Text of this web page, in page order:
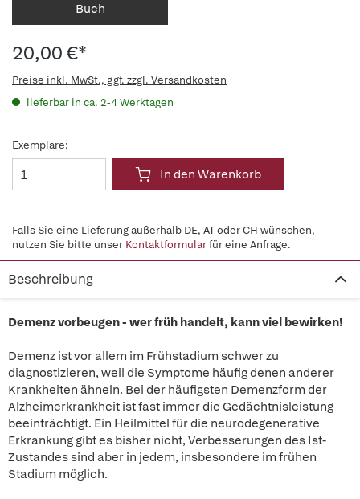
Buch
20,00 €*
Preise inkl. MwSt., ggf. zzgl. Versandkosten
lieferbar in ca. 2-4 Werktagen
Exemplare:
In den Warenkorb
Falls Sie eine Lieferung außerhalb DE, AT oder CH wünschen,
nutzen Sie bitte unser Kontaktformularfür eine Anfrage.
Beschreibung
Demenz vorbeugen - wer früh handelt, kann viel bewirken!
Demenz ist vor allem im Frühstadium schwer zu
diagnostizieren, weil die Symptome häufig denen anderer
Krankheiten ähneln. Bei der häufigsten Demenzform der
Alzheimerkrankheit ist fast immer die Gedächtnisleistung
beeinträchtigt. Ein Heilmittel für die neurodegenerative
Erkrankung gibt es bisher nicht, Verbesserungen des Ist-
Zustandes sind aber in jedem, insbesondere im frühen
Stadium möglich.